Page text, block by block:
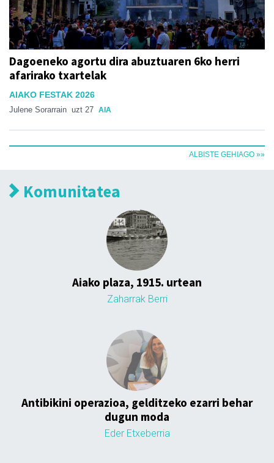
Dagoeneko agortu dira abuztuaren 6ko herri
afarirako txartelak
AIAKO FESTAK 2026
Julene Sorarrain uzt 27 AIA
ALBISTE GEHIAGO »»
Komunitatea
Aiako plaza, 1915. urtean
Zaharrak Berri
Antibikini operazioa, gelditzeko ezarri behar
dugun moda
Eder Etxeberria